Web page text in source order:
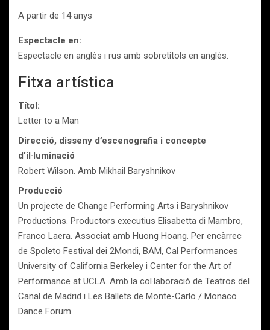
A partir de 14 anys
Espectacle en:
Espectacle en anglès i rus amb sobretítols en anglès.
Fitxa artística
Títol:
Letter to a Man
Direcció, disseny d’escenografia i concepte
d’il·luminació
Robert Wilson. Amb Mikhail Baryshnikov
Producció
Un projecte de Change Performing Arts i Baryshnikov
Productions. Productors executius Elisabetta di Mambro,
Franco Laera. Associat amb Huong Hoang. Per encàrrec
de Spoleto Festival dei 2Mondi, BAM, Cal Performances
University of California Berkeley i Center for the Art of
Performance at UCLA. Amb la col·laboració de Teatros del
Canal de Madrid i Les Ballets de Monte-Carlo / Monaco
Dance Forum.